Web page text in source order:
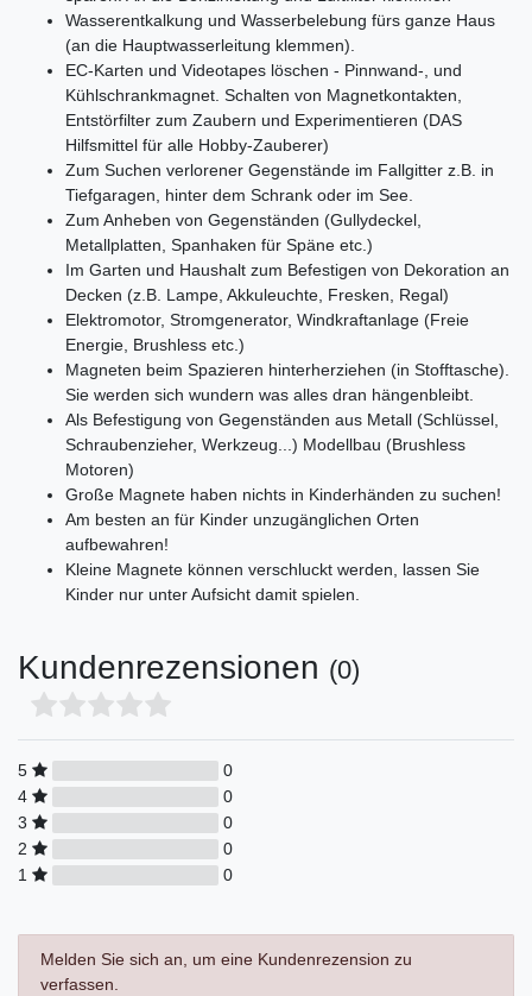
Wasserentkalkung und Wasserbelebung fürs ganze Haus
(an die Hauptwasserleitung klemmen).
EC-Karten und Videotapes löschen - Pinnwand-, und
Kühlschrankmagnet. Schalten von Magnetkontakten,
Entstörfilter zum Zaubern und Experimentieren (DAS
Hilfsmittel für alle Hobby-Zauberer)
Zum Suchen verlorener Gegenstände im Fallgitter z.B. in
Tiefgaragen, hinter dem Schrank oder im See.
Zum Anheben von Gegenständen (Gullydeckel,
Metallplatten, Spanhaken für Späne etc.)
Im Garten und Haushalt zum Befestigen von Dekoration an
Decken (z.B. Lampe, Akkuleuchte, Fresken, Regal)
Elektromotor, Stromgenerator, Windkraftanlage (Freie
Energie, Brushless etc.)
Magneten beim Spazieren hinterherziehen (in Stofftasche).
Sie werden sich wundern was alles dran hängenbleibt.
Als Befestigung von Gegenständen aus Metall (Schlüssel,
Schraubenzieher, Werkzeug...) Modellbau (Brushless
Motoren)
Große Magnete haben nichts in Kinderhänden zu suchen!
Am besten an für Kinder unzugänglichen Orten
aufbewahren!
Kleine Magnete können verschluckt werden, lassen Sie
Kinder nur unter Aufsicht damit spielen.
Kundenrezensionen (0)
5
0
4
0
3
0
2
0
1
0
Melden Sie sich an, um eine Kundenrezension zu
verfassen.